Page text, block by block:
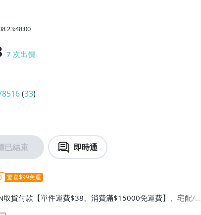
23:48:00
7 次出價
(33)
已結束 即時通
驚喜$99免運
取貨付款【單件運費$38、消費滿$15000免運費】、宅配/貨
費$100、滿30件或消費滿$20000免運費】、面交/自取/不